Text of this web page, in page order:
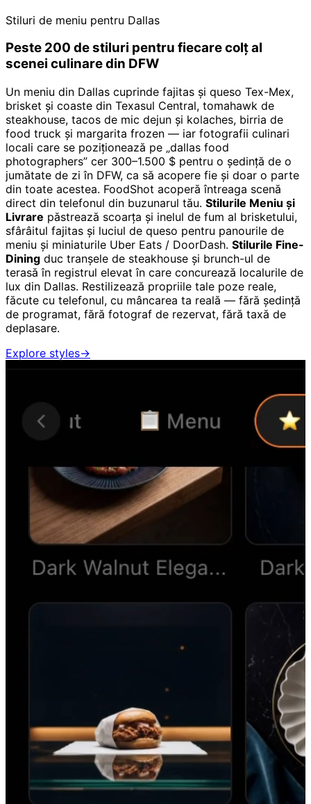
Stiluri de meniu pentru Dallas
Peste 200 de stiluri pentru fiecare colț al
scenei culinare din DFW
Un meniu din Dallas cuprinde fajitas și queso Tex-Mex,
brisket și coaste din Texasul Central, tomahawk de
steakhouse, tacos de mic dejun și kolaches, birria de
food truck și margarita frozen — iar fotografii culinari
locali care se poziționează pe „dallas food
photographers” cer 300–1.500 $ pentru o ședință de o
jumătate de zi în DFW, ca să acopere fie și doar o parte
din toate acestea. FoodShot acoperă întreaga scenă
direct din telefonul din buzunarul tău. Stilurile Meniu și
Livrare păstrează scoarța și inelul de fum al brisketului,
sfârâitul fajitas și luciul de queso pentru panourile de
meniu și miniaturile Uber Eats / DoorDash. Stilurile Fine-
Dining duc tranșele de steakhouse și brunch-ul de
terasă în registrul elevat în care concurează localurile de
lux din Dallas. Restilizează propriile tale poze reale,
făcute cu telefonul, cu mâncarea ta reală — fără ședință
de programat, fără fotograf de rezervat, fără taxă de
deplasare.
Explore styles→